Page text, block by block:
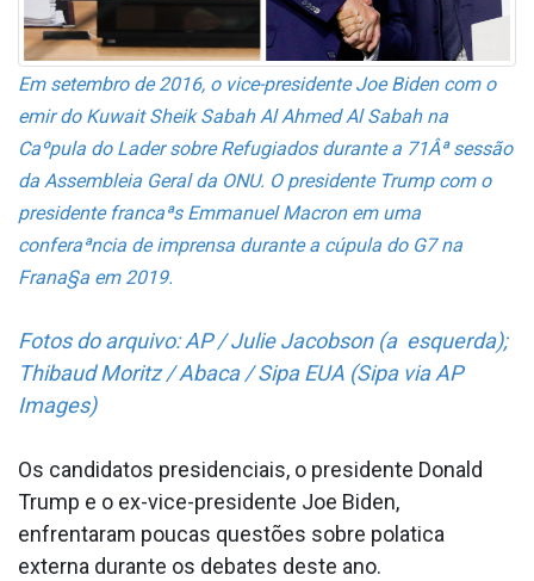
Em setembro de 2016, o vice-presidente Joe Biden com o
emir do Kuwait Sheik Sabah Al Ahmed Al Sabah na
Caºpula do La­der sobre Refugiados durante a 71Âª sessão
da Assembleia Geral da ONU. O presidente Trump com o
presidente francaªs Emmanuel Macron em uma
conferaªncia de imprensa durante a cúpula do G7 na
Frana§a em 2019.
Fotos do arquivo: AP / Julie Jacobson (a esquerda);
Thibaud Moritz / Abaca / Sipa EUA (Sipa via AP
Images)
Os candidatos presidenciais, o presidente Donald
Trump e o ex-vice-presidente Joe Biden,
enfrentaram poucas questões sobre pola­tica
externa durante os debates deste ano.